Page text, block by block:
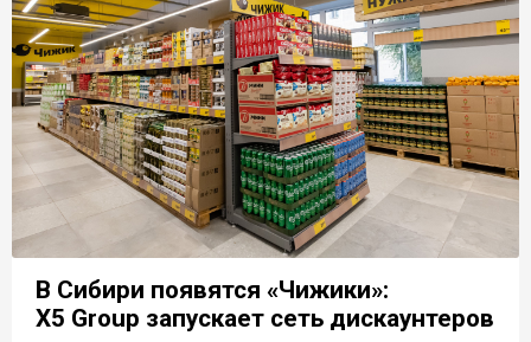
В Сибири появятся «Чижики»:
X5 Group запускает сеть дискаунтеров